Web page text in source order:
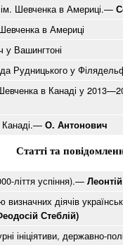
ім. Шевченка в Америці.—
в Америці
Вашингтоні
Рудницького у
в Канаді у
Канаді.— О. Антонович
Статті та
ліття успіння).—
діячів
Стеблій)
ініціятиви, державно-